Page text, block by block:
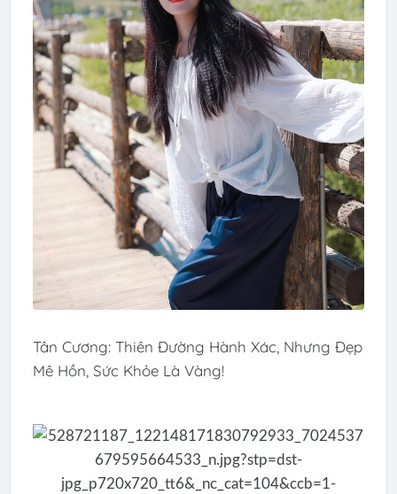
Tân Cương: Thiên Đường Hành Xác, Nhưng Đẹp
Mê Hồn, Sức Khỏe Là Vàng!